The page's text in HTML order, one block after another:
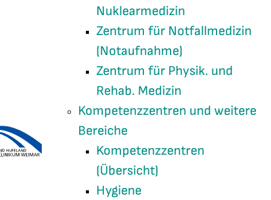
Nuklearmedizin
Zentrum für Notfallmedizin
(Notaufnahme)
Zentrum für Physik. und
Rehab. Medizin
Kompetenzzentren und weitere
Bereiche
Kompetenzzentren
(Übersicht)
Hygiene